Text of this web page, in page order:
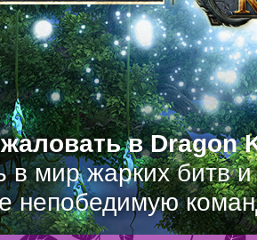
в Dragon
в мир жарких битв
непобедимую